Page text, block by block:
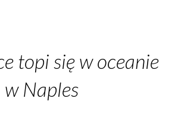
topi się w oceanie
w Naples